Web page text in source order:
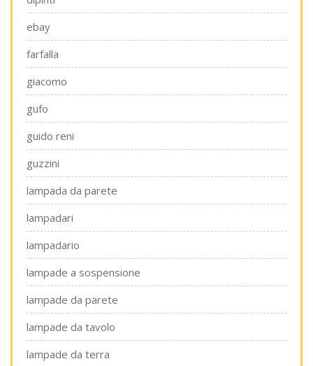
ebay
farfalla
giacomo
gufo
guido reni
guzzini
lampada da parete
lampadari
lampadario
lampade a sospensione
lampade da parete
lampade da tavolo
lampade da terra